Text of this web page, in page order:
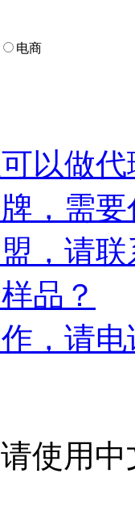
电商
以做
，需
，请
品？
，请
使用中